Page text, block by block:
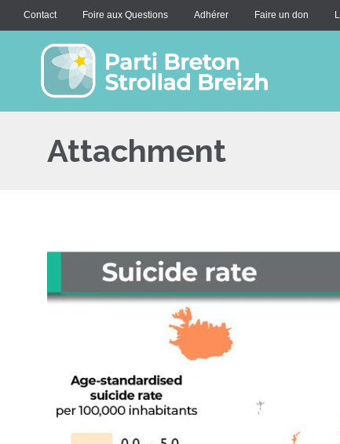
Contact Foire aux Questions Adhérer Faire un don
Attachment